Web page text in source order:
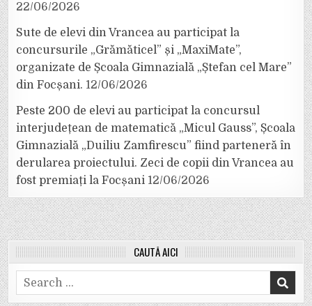
22/06/2026
Sute de elevi din Vrancea au participat la
concursurile „Grămăticel” și „MaxiMate”,
organizate de Școala Gimnazială „Ștefan cel Mare”
din Focșani. 12/06/2026
Peste 200 de elevi au participat la concursul
interjudețean de matematică „Micul Gauss”, Școala
Gimnazială „Duiliu Zamfirescu” fiind parteneră în
derularea proiectului. Zeci de copii din Vrancea au
fost premiați la Focșani 12/06/2026
CAUTĂ AICI
Search
for: